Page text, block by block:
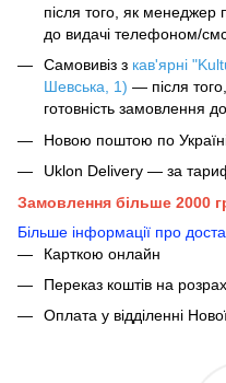
після того, як менеджер
до видачі телефоном/
Самовивіз з кав'ярні
Шевська, 1) — після
готовність замовлення
Новою поштою по
Uklon Delivery — за
Замовлення більше 2000
Більше інформації про
Карткою онлайн
Переказ коштів на
Оплата у відділенні